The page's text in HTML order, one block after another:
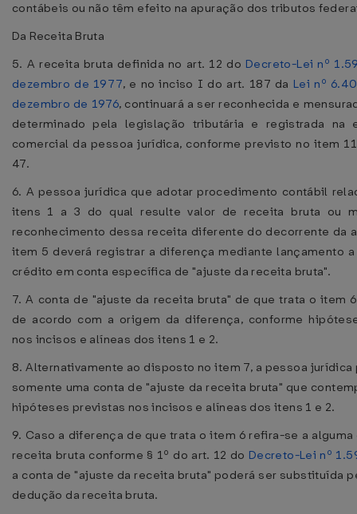
contábeis ou não têm efeito na apuração dos tributos
Da Receita Bruta
5. A receita bruta definida no art. 12 do Decreto-Lei nº
dezembro de 1977, e no inciso I do art. 187 da Lei nº
dezembro de 1976, continuará a ser reconhecida e
determinado pela legislação tributária e registrada na
comercial da pessoa jurídica, conforme previsto no item
47.
6. A pessoa jurídica que adotar procedimento contábil
itens 1 a 3 do qual resulte valor de receita bruta ou
reconhecimento dessa receita diferente do decorrente da
item 5 deverá registrar a diferença mediante lançamento
crédito em conta específica de "ajuste da receita bruta".
7. A conta de "ajuste da receita bruta" de que trata o item
de acordo com a origem da diferença, conforme
nos incisos e alíneas dos itens 1 e 2.
8. Alternativamente ao disposto no item 7, a pessoa jurídica
somente uma conta de "ajuste da receita bruta" que
hipóteses previstas nos incisos e alíneas dos itens 1 e 2.
9. Caso a diferença de que trata o item 6 refira-se a
receita bruta conforme § 1º do art. 12 do Decreto-Lei nº
a conta de "ajuste da receita bruta" poderá ser substituída
dedução da receita bruta.